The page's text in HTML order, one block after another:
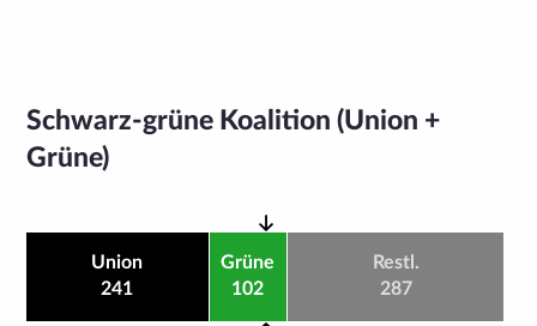
Schwarz-grüne Koalition (Union +
Grüne)
Union
241
Grüne
102
Restl.
287